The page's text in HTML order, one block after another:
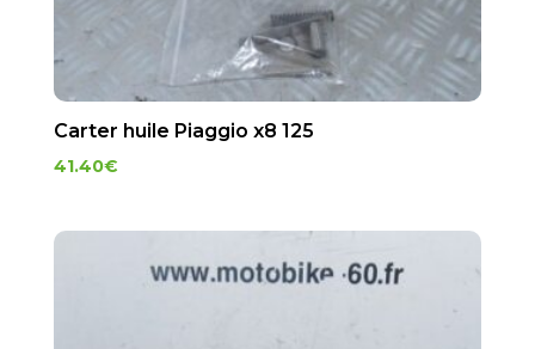
Carter huile Piaggio x8 125
41.40€